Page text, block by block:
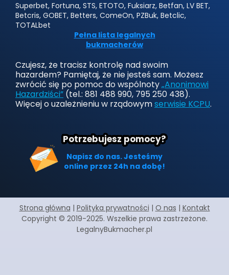
Superbet, Fortuna, STS, ETOTO, Fuksiarz, Betfan, LV BET,
Betcris, GOBET, Betters, ComeOn, PZBuk, Betclic,
TOTALbet
Pełna lista legalnych
bukmacherów
Czujesz, że tracisz kontrolę nad swoim
hazardem? Pamiętaj, że nie jesteś sam. Możesz
zwrócić się po pomoc do wspólnoty„Anonimowi
Hazardziści” (tel.: 881 488 990, 795 250 438).
Więcej o uzależnieniu w rządowymserwisie KCPU.
Potrzebujesz pomocy?
Napisz do nas. Jesteśmy
online przez 24h na dobę!
Strona główna | Polityka prywatności | O nas | Kontakt
Copyright © 2019-2025. Wszelkie prawa zastrzeżone.
LegalnyBukmacher.pl